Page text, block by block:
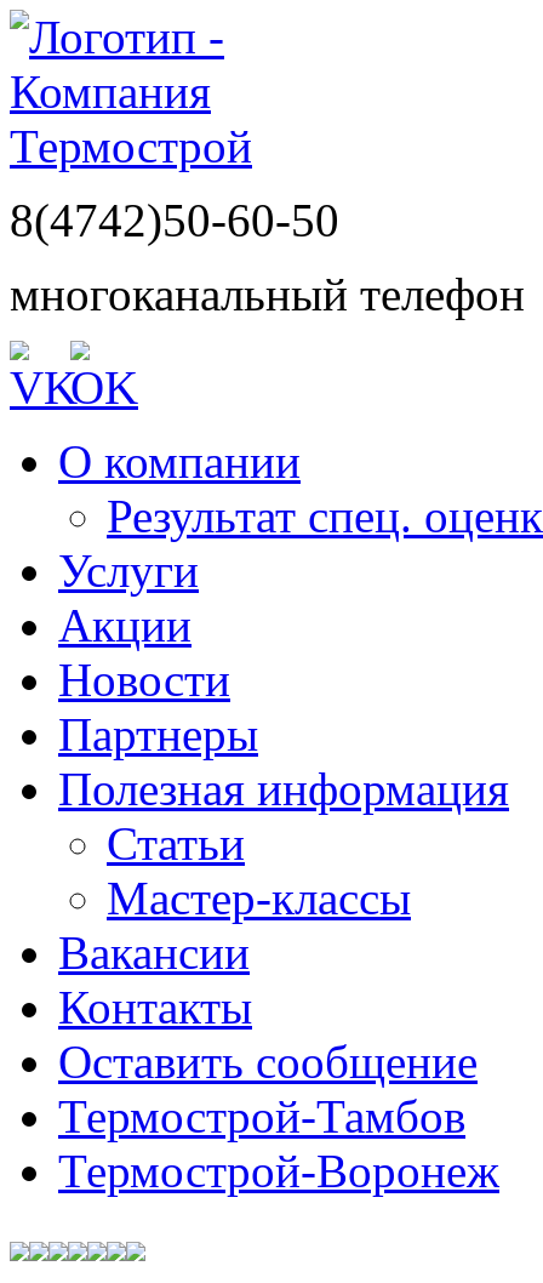
8(4742)50-60-50
многоканальный телефон
О компании
Результат спец.
Услуги
Акции
Новости
Партнеры
Полезная информация
Статьи
Мастер-классы
Вакансии
Контакты
Оставить сообщение
Термострой-Тамбов
Термострой-Воронеж